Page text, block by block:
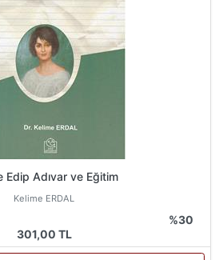
Edip Adıvar ve Eğitim
Kelime ERDAL
%30
301,00 TL